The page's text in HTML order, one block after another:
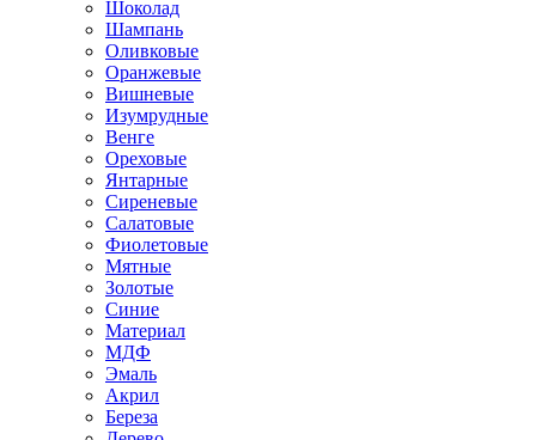
Шоколад
Шампань
Оливковые
Оранжевые
Вишневые
Изумрудные
Венге
Ореховые
Янтарные
Сиреневые
Салатовые
Фиолетовые
Мятные
Золотые
Синие
Материал
МДФ
Эмаль
Акрил
Береза